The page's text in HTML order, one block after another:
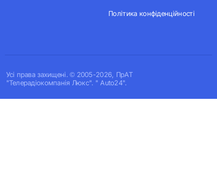
Усi права захищенi. © 2005-2026, ПрАТ
"Телерадіокомпанія Люкс". " Auto24".
Політика конфіденційності